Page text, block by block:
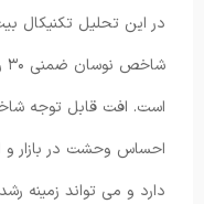
در این تحلیل تکنیکال
است. افت قابل توجه
احساس وحشت در بازار و
دارد و می تواند زمینه